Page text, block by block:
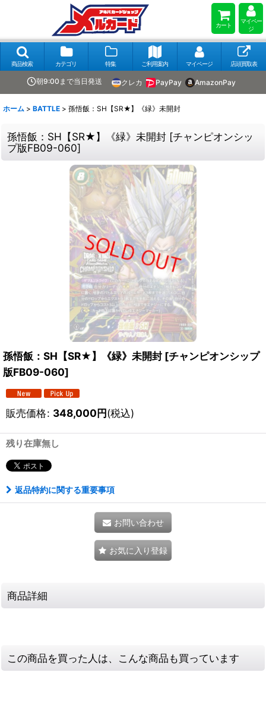
カート
マイペー
ジ
商品検索 カテゴリ 特集 ご利用案内 マイページ 店頭買取表
朝9:00まで当日発送 クレカ PayPay AmazonPay
ホーム > BATTLE > 孫悟飯：SH【SR★】《緑》未開封
孫悟飯：SH【SR★】《緑》未開封 [チャンピオンシッ
プ版FB09-060]
孫悟飯：SH【SR★】《緑》未開封 [チャンピオンシップ
版FB09-060]
販売価格: 348,000円(税込)
残り在庫無し
返品特約に関する重要事項
お問い合わせ
お気に入り登録
商品詳細
この商品を買った人は、こんな商品も買っています